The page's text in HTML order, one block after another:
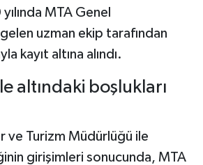
MTA Genel
uzman ekip tarafından
kayıt altına alındı.
altındaki boşlukları
ve Turizm Müdürlüğü ile
girişimleri sonucunda, MTA